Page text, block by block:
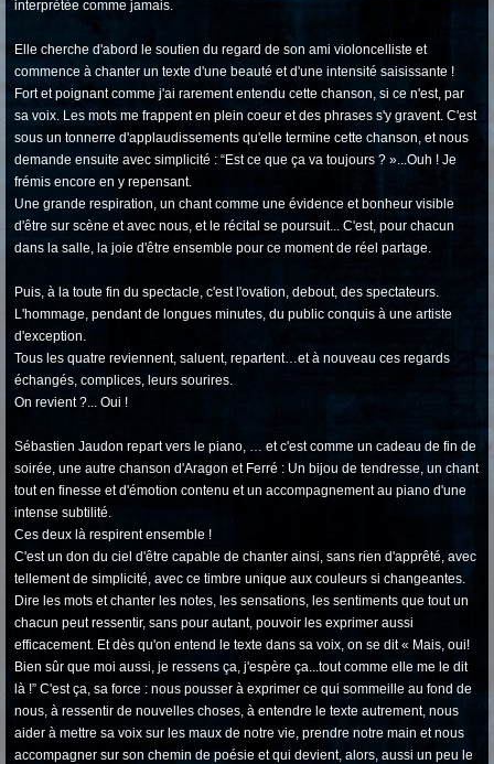
interprétée comme jamais.
Elle cherche d'abord le soutien du regard de son ami violoncelliste et
commence à chanter un texte d'une beauté et d'une intensité saisissante !
Fort et poignant comme j'ai rarement entendu cette chanson, si ce n'est, par
sa voix. Les mots me frappent en plein coeur et des phrases s'y gravent. C'est
sous un tonnerre d'applaudissements qu'elle termine cette chanson, et nous
demande ensuite avec simplicité : “Est ce que ça va toujours ? »...Ouh ! Je
frémis encore en y repensant.
Une grande respiration, un chant comme une évidence et bonheur visible
d'être sur scène et avec nous, et le récital se poursuit... C'est, pour chacun
dans la salle, la joie d'être ensemble pour ce moment de réel partage.
Puis, à la toute fin du spectacle, c'est l'ovation, debout, des spectateurs.
L'hommage, pendant de longues minutes, du public conquis à une artiste
d'exception.
Tous les quatre reviennent, saluent, repartent…et à nouveau ces regards
échangés, complices, leurs sourires.
On revient ?... Oui !
Sébastien Jaudon repart vers le piano, … et c'est comme un cadeau de fin de
soirée, une autre chanson d'Aragon et Ferré : Un bijou de tendresse, un chant
tout en finesse et d'émotion contenu et un accompagnement au piano d'une
intense subtilité.
Ces deux là respirent ensemble !
C'est un don du ciel d'être capable de chanter ainsi, sans rien d'apprêté, avec
tellement de simplicité, avec ce timbre unique aux couleurs si changeantes.
Dire les mots et chanter les notes, les sensations, les sentiments que tout un
chacun peut ressentir, sans pour autant, pouvoir les exprimer aussi
efficacement. Et dès qu'on entend le texte dans sa voix, on se dit « Mais, oui!
Bien sûr que moi aussi, je ressens ça, j'espère ça...tout comme elle me le dit
là !” C'est ça, sa force : nous pousser à exprimer ce qui sommeille au fond de
nous, à ressentir de nouvelles choses, à entendre le texte autrement, nous
aider à mettre sa voix sur les maux de notre vie, prendre notre main et nous
accompagner sur son chemin de poésie et qui devient, alors, aussi un peu le